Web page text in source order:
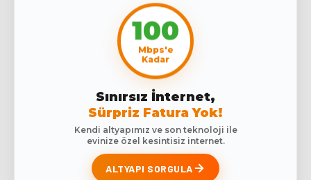
100
Mbps'e
Kadar
Sınırsız İnternet,
Sürpriz Fatura Yok!
Kendi altyapımız ve son teknoloji ile
evinize özel kesintisiz internet.
ALTYAPI SORGULA